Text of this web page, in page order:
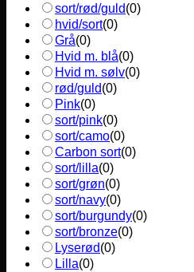
sort/rød/guld(0)
hvid/sort(0)
Grå(0)
Hvid m. blå(0)
Hvid m. sølv(0)
rød/guld(0)
Pink(0)
sort/pink(0)
sort/camo(0)
Carbon sort(0)
sort/lilla(0)
sort/grøn(0)
sort/navy(0)
sort/burgundy(0)
sort/bronze(0)
Lyserød(0)
Lilla(0)